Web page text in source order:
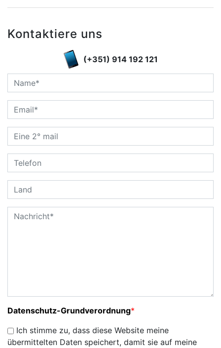
Kontaktiere uns
(+351) 914 192 121
Datenschutz-Grundverordnung*
Ich stimme zu, dass diese Website meine
übermittelten Daten speichert, damit sie auf meine